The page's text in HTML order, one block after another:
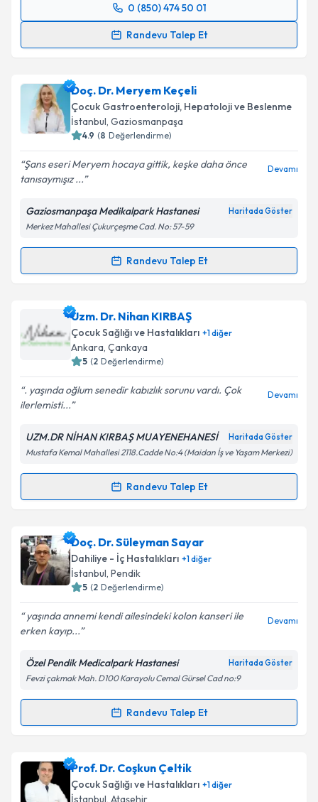
0 (850) 474 50 01
Randevu Talep Et
Randevu Takvimi Talebi
takvim hazırlandığında e-posta ile bilgilendireceğiz.
E-posta Adresiniz
kapsamda işlenmesini kabul ediyorum.
Takvim Talebini Gönder
Doç. Dr. Meryem Keçeli
Çocuk Gastroenteroloji, Hepatoloji ve Beslenme
İstanbul, Gaziosmanpaşa
4.9 (8 Değerlendirme)
Şans eseri Meryem hocaya gittik, keşke daha önce
tanısaymışız ...
Devamı
Gaziosmanpaşa Medikalpark Hastanesi Haritada Göster
Merkez Mahallesi Çukurçeşme Cad. No: 57-59
Randevu Talep Et
Randevu Takvimi Talebi
Doç. Dr. Meryem Keçeliiçin randevu takvimi talebi
oluşturun. Size bu uzmandan randevu almanız için bir
takvim hazırlandığında e-posta ile bilgilendireceğiz.
Kişisel verilerimin işlenmesine ilişkin
Aydınlatma
Metni'ni okudum ve kişisel verilerimin belirtilen
kapsamda işlenmesini kabul ediyorum.
Uzm. Dr. Nihan KIRBAŞ
Çocuk Sağlığı ve Hastalıkları +1diğer
Ankara, Çankaya
5 (2 Değerlendirme)
. yaşında oğlum senedir kabızlık sorunu vardı. Çok
ilerlemisti...
Devamı
UZM.DR NİHAN KIRBAŞ MUAYENEHANESİ Haritada Göster
Mustafa Kemal Mahallesi 2118.Cadde No:4 (Maidan İş ve Yaşam Merkezi)
Randevu Talep Et
Randevu Takvimi Talebi
Uzm. Dr. Nihan KIRBAŞiçin randevu takvimi talebi
oluşturun. Size bu uzmandan randevu almanız için bir
takvim hazırlandığında e-posta ile bilgilendireceğiz.
Kişisel verilerimin işlenmesine ilişkin
Aydınlatma
Metni'ni okudum ve kişisel verilerimin belirtilen
kapsamda işlenmesini kabul ediyorum.
Doç. Dr. Süleyman Sayar
Dahiliye - İç Hastalıkları +1diğer
İstanbul, Pendik
5 (2 Değerlendirme)
yaşında annemi kendi ailesindeki kolon kanseri ile
erken kayıp...
Devamı
Özel Pendik Medicalpark Hastanesi Haritada Göster
Fevzi çakmak Mah. D100 Karayolu Cemal Gürsel Cad no:9
Randevu Talep Et
Randevu Takvimi Talebi
Doç. Dr. Süleyman Sayariçin randevu takvimi talebi
oluşturun. Size bu uzmandan randevu almanız için bir
takvim hazırlandığında e-posta ile bilgilendireceğiz.
Prof. Dr. Coşkun Çeltik
Çocuk Sağlığı ve Hastalıkları +1diğer
İstanbul , Ataşehir